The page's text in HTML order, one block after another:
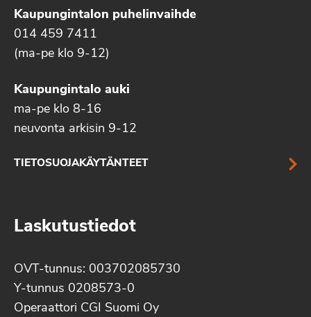
Kaupungintalon puhelinvaihde
014 459 7411
(ma-pe klo 9-12)
Kaupungintalo auki
ma-pe klo 8-16
neuvonta arkisin 9-12
TIETOSUOJAKÄYTÄNTEET
Laskutustiedot
OVT-tunnus: 003702085730
Y-tunnus 0208573-0
Operaattori CGI Suomi Oy